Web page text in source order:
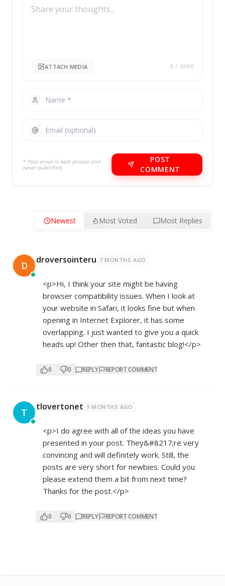
ATTACH MEDIA 0 / 2000
* Your email is kept private and
never published.
POST
COMMENT
Newest Most Voted Most Replies
D droversointeru 7 MONTHS AGO
<p>Hi, I think your site might be having
browser compatibility issues. When I look at
your website in Safari, it looks fine but when
opening in Internet Explorer, it has some
overlapping. I just wanted to give you a quick
heads up! Other then that, fantastic blog!</p>
0 0 REPLY REPORT COMMENT
T tlovertonet 9 MONTHS AGO
<p>I do agree with all of the ideas you have
presented in your post. They&#8217;re very
convincing and will definitely work. Still, the
posts are very short for newbies. Could you
please extend them a bit from next time?
Thanks for the post.</p>
0 0 REPLY REPORT COMMENT